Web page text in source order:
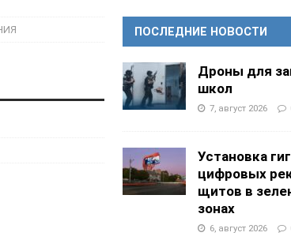
при Культурном центре “Наш Техас”
центре “Наш Техас” ШКОЛЫ И
ПОСЛЕДНИЕ НОВОСТИ
Дроны для
школ
7, август 2026
Установка
цифровых
щитов в
зонах
6, август 2026